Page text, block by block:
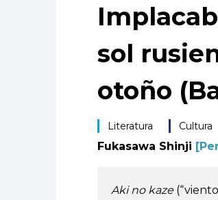
sol
otoño
Literatura Cultura
Fukasawa Shinji
Aki no kaze